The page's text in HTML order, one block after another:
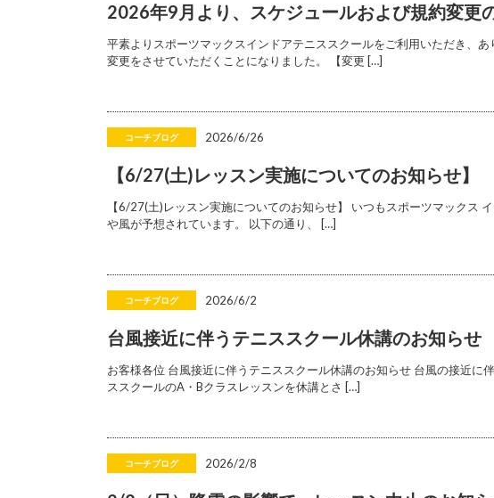
2026年9月より、スケジュールおよび規約変更
平素よりスポーツマックスインドアテニススクールをご利用いただき、
変更をさせていただくことになりました。 【変更 […]
コーチブログ 2026/6/26
【6/27(土)レッスン実施についてのお知らせ】
【6/27(土)レッスン実施についてのお知らせ】 いつもスポーツマックス
や風が予想されています。 以下の通り、 […]
コーチブログ 2026/6/2
台風接近に伴うテニススクール休講のお知らせ
お客様各位 台風接近に伴うテニススクール休講のお知らせ 台風の接近
ススクールのA・Bクラスレッスンを休講とさ […]
コーチブログ 2026/2/8